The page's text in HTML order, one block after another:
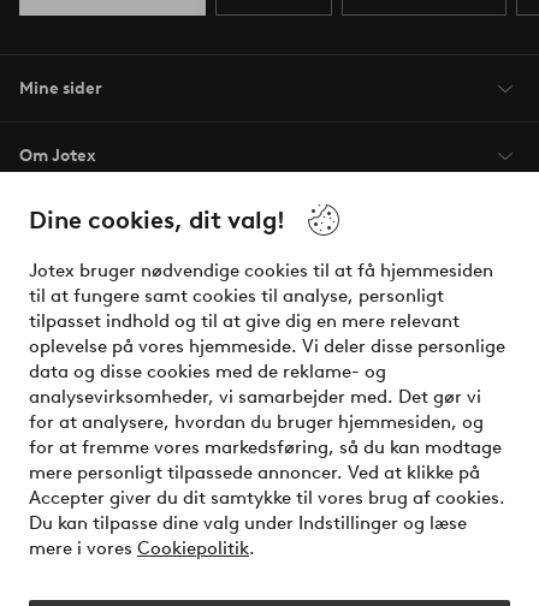
Dine cookies, dit valg!
Jotex bruger nødvendige cookies til at få hjemmesiden
til at fungere samt cookies til analyse, personligt
tilpasset indhold og til at give dig en mere relevant
oplevelse på vores hjemmeside. Vi deler disse personlige
data og disse cookies med de reklame- og
analysevirksomheder, vi samarbejder med. Det gør vi
for at analysere, hvordan du bruger hjemmesiden, og
for at fremme vores markedsføring, så du kan modtage
mere personligt tilpassede annoncer. Ved at klikke på
Accepter giver du dit samtykke til vores brug af cookies.
Du kan tilpasse dine valg under Indstillinger og læse
mere i vores Cookiepolitik.
Mine sider
Om Jotex
Vilkår
Venner
Sikre betalinger - betal nu eller del op
Vil du vide mere om vores betalingsmuligheder?
elpy